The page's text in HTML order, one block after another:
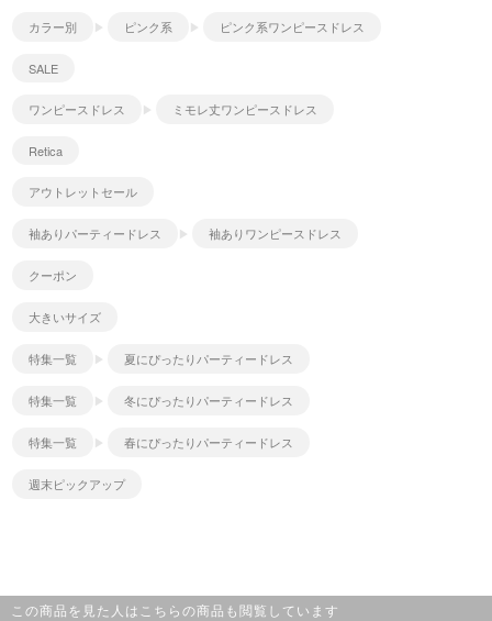
カラー別 ピンク系 ピンク系ワンピースドレス
SALE
ワンピースドレス ミモレ丈ワンピースドレス
Retica
アウトレットセール
袖ありパーティードレス 袖ありワンピースドレス
クーポン
大きいサイズ
特集一覧 夏にぴったりパーティードレス
特集一覧 冬にぴったりパーティードレス
特集一覧 春にぴったりパーティードレス
週末ピックアップ
この商品を見た人はこちらの商品も閲覧しています